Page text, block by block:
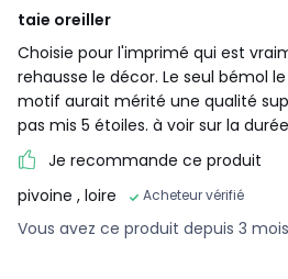
taie oreiller
Choisie pour l'imprimé qui est
rehausse le décor. Le seul bémol
motif aurait mérité une qualité
pas mis 5 étoiles. à voir sur la
Je recommande ce produit
pivoine , loire Acheteur vérifié
Vous avez ce produit depuis 3 mois